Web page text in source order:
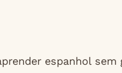
espanhol sem